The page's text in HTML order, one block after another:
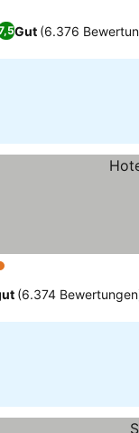
Gut (6.376
(6.374